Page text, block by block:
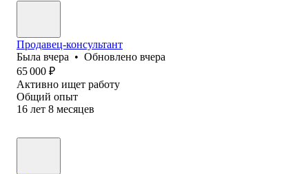
Продавец-консультант
Была вчера • Обновлено вчера
65 000 ₽
Активно ищет работу
Общий опыт
16 лет 8 месяцев